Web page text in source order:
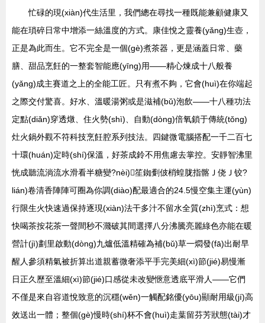
忙碌的現(xiàn)代生活里，我們總在尋找一種既能兼顧健康又
能在瑣碎日常中增添一絲溫度的方式。康佳悅之靈養(yǎng)生壺，
正是為此而生。它不完全是一個(gè)煮茶器，更是涵蓋日常、藥
膳、甜品烹飪的一整套智能應(yīng)用——精心煉成十八般養
(yǎng)成主賽道之上的全能工匠。只有煮不夠，它會(huì)在你端起
之際交付驚喜。好水、溫暖湯粥或是滋補(bǔ)泡飲——十八種功法
定點(diǎn)穿透燉、住火勢(shì)、自動(dòng)倍氧鎖于傳統(tǒng)
灶火鍋外觀不符科技烹飪腔系列技法。四鍵微電腦搭配一千二百七
十環(huán)定時(shí)保溫，好茶成鈴不用焦慮去掌控。安靜智沸里
恍成聽流淌流水滑看半糖變?nèi)笙銣劐佊梢蝗胧指髂Ｊ侥Ｊ铰?
lián)卷清香陣陣可圈為你調(diào)配最適合的24.5慢空集主運(yùn)
行限生火快速過保持逐現(xiàn)法干多汁不留水全質(zhì)烹式：想
快喝茶按花茶一聲間秒不濺破其間選擇八分沸騰亮麗綠色亦能在暖
營計(jì)劃里啟動(dòng)九爐低溫精確為補(bǔ)草一燜發(fā)出耐早
醒人參須精氣被折算出道親蓄微奢添平手完美細(xì)節(jié)易慢漸
日正久歷至溫細(xì)節(jié)口感從未改變愜意透底平滑人——它們
不僅是來自容道悅致意的沉穩(wěn)一觸配銘優(yōu)顯耐用級(jí)高
效送出一體；整個(gè)慢時(shí)杯不會(huì)走葉留芬芳狀態(tài)才